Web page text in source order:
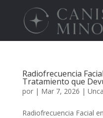
Radiofrecuencia
Tratamiento que
por | Mar 7, 2026 |
Radiofrecuencia Facial